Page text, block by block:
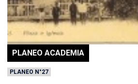
PLANEO ACADEMIA
PLANEO N°27